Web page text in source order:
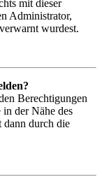
mit dieser
Administrator,
wurdest.
Berechtigungen
in der Nähe des
dann durch die